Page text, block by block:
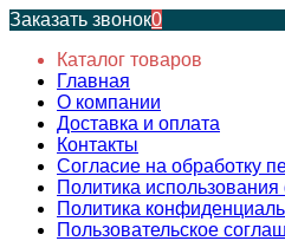
Заказать звонок0
Каталог товаров
Главная
О компании
Доставка и оплата
Контакты
Согласие на обработку
Политика
Политика
Пользовательское